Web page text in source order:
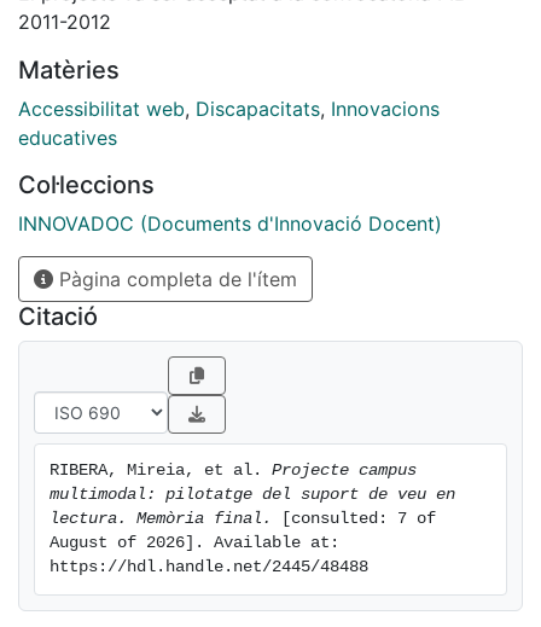
paraula llegida i amb altres utilitats de resum i creació
instal.lada al campus virtual que llegeix en veu alta el
contingut web i contingut dels fitxers PDF. S'explica
l'experiència i els resultats. Es conclou amb la
als alumnes amb necessitats especials.
2011-2012
Matèries
Accessibilitat web, Discapacitats, Innovacions
educatives
Col·leccions
INNOVADOC (Documents d'Innovació Docent)
Pàgina completa de l'ítem
Citació
RIBERA, Mireia, et al. Projecte campus
multimodal: pilotatge del suport de veu en
lectura. Memòria final.
[consulted: 7 of
August of 2026]. Available at:
https://hdl.handle.net/2445/48488